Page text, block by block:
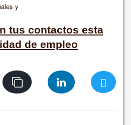
y
tus contactos esta
de empleo